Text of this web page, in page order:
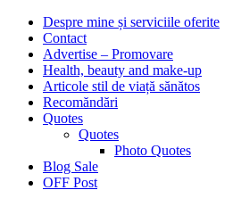
Despre mine și serviciile oferite
Contact
Advertise – Promovare
Health, beauty and make-up
Articole stil de viață sănătos
Recomăndări
Quotes
Quotes
Photo Quotes
Blog Sale
OFF Post